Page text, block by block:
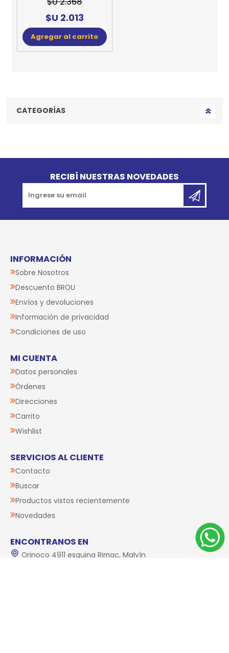
$U 2.013
Agregar al carrito
CATEGORÍAS
RECIBÍ NUESTRAS NOVEDADES
INFORMACIÓN
Sobre Nosotros
Descuento BROU
Envíos y devoluciones
Información de privacidad
Condiciones de uso
MI CUENTA
Datos personales
Órdenes
Direcciones
Carrito
Wishlist
SERVICIOS AL CLIENTE
Contacto
Buscar
Productos vistos recientemente
Novedades
ENCONTRANOS EN
Orinoco 4911 esquina Rimac, Malvín